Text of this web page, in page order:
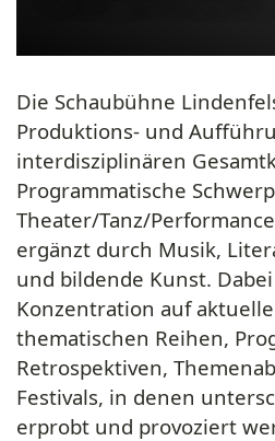
Die Schaubühne
Produktions- und
interdisziplinären
Programmatische
Theater/Tanz/
ergänzt durch Musik,
und bildende Kunst.
Konzentration auf
thematischen Reihen,
Retrospektiven,
Festivals, in denen
erprobt und provoziert